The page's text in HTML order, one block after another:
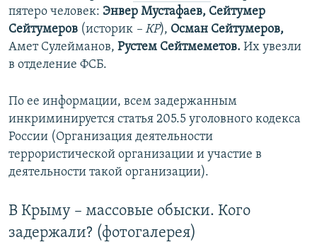
пятеро человек: Энвер Мустафаев, Сейтумер
Сейтумеров (историк – КР), Осман Сейтумеров,
Амет Сулейманов, Рустем Сейтмеметов. Их увезли
в отделение ФСБ.
По ее информации, всем задержанным
инкриминируется статья 205.5 уголовного кодекса
России (Организация деятельности
террористической организации и участие в
деятельности такой организации).
В Крыму – массовые обыски. Кого
задержали? (фотогалерея)